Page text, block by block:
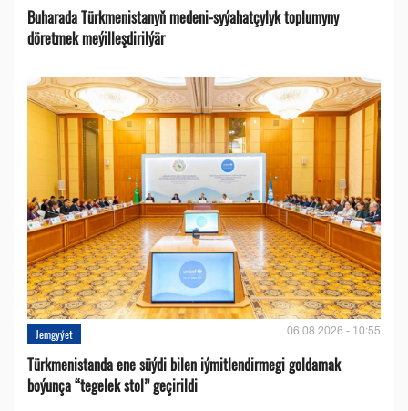
Buharada Türkmenistanyň medeni-syýahatçylyk toplumyny
döretmek meýilleşdirilýär
Jemgyýet 06.08.2026 - 10:55
Türkmenistanda ene süýdi bilen iýmitlendirmegi goldamak
boýunça “tegelek stol” geçirildi